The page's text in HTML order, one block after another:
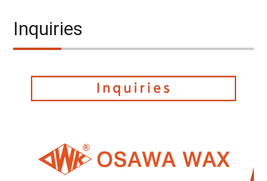
Inquiries